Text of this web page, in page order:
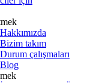
Hakkımızda
Bizim takım
Durum çalışmaları
Blog